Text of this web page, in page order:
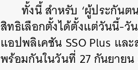
ทั้งนี้ สำหรับ ‘ผู้ประกันต
สิทธิเลือกตั้งได้ตั้งแต่วันนี้-วั
แอปพลิเคชัน SSO Plus แล
พร้อมกันในวันที่ 27 กันยายน